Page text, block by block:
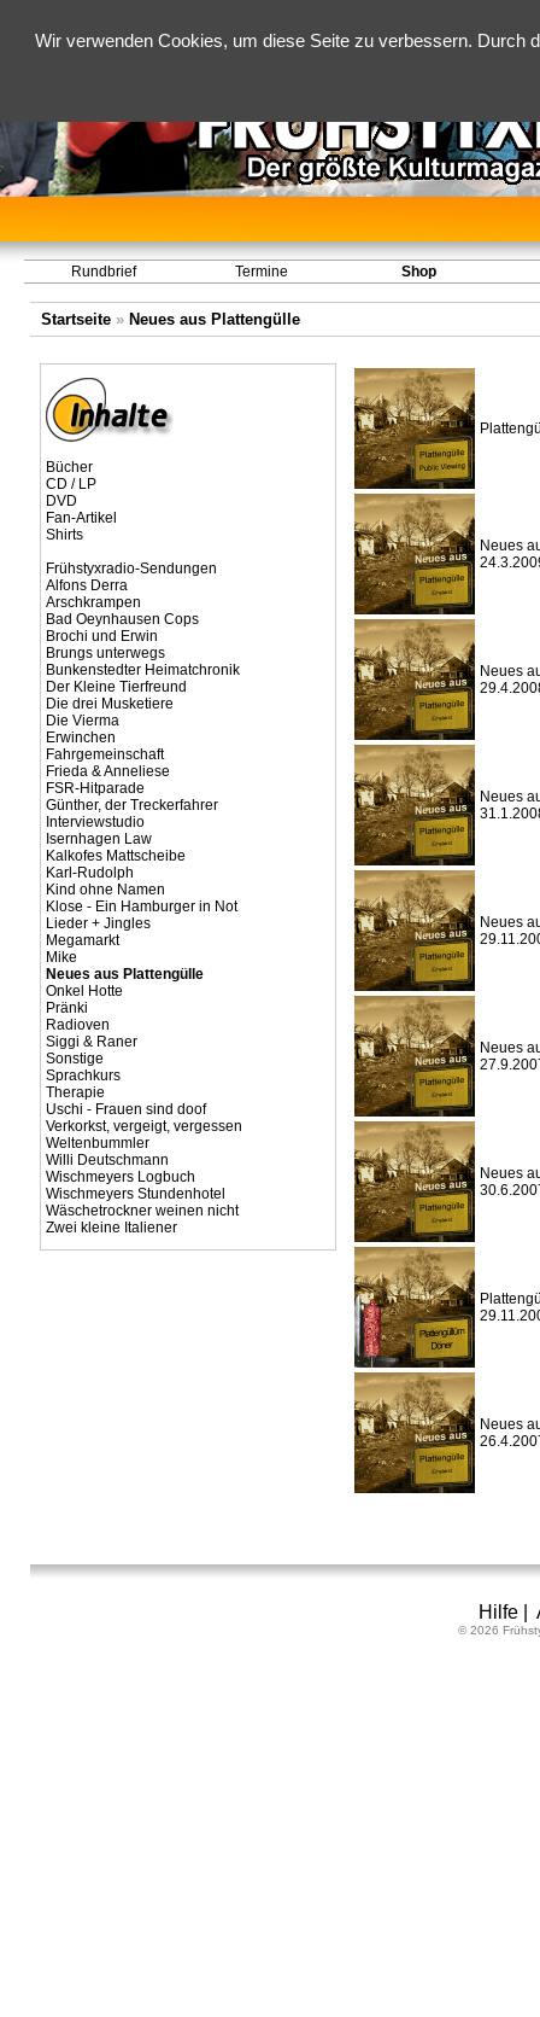
Wir verwenden Cookies, um diese Seite zu verbessern.
Rundbrief Termine Shop
Startseite» Neues aus Plattengülle
Bücher
CD / LP
DVD
Fan-Artikel
Shirts
Frühstyxradio-Sendungen
Alfons Derra
Arschkrampen
Bad Oeynhausen Cops
Brochi und Erwin
Brungs unterwegs
Bunkenstedter Heimatchronik
Der Kleine Tierfreund
Die drei Musketiere
Die Vierma
Erwinchen
Fahrgemeinschaft
Frieda & Anneliese
FSR-Hitparade
Günther, der Treckerfahrer
Interviewstudio
Isernhagen Law
Kalkofes Mattscheibe
Karl-Rudolph
Kind ohne Namen
Klose - Ein Hamburger in Not
Lieder + Jingles
Megamarkt
Mike
Neues aus Plattengülle
Onkel Hotte
Pränki
Radioven
Siggi & Raner
Sonstige
Sprachkurs
Therapie
Uschi - Frauen sind doof
Verkorkst, vergeigt, vergessen
Weltenbummler
Willi Deutschmann
Wischmeyers Logbuch
Wischmeyers Stundenhotel
Wäschetrockner weinen nicht
Zwei kleine Italiener
Neues
Neues
Neues
Neues
Neues
Neues
Neues
Hilfe|
© 2026